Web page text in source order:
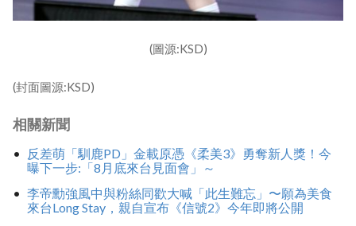
(圖源:KSD)
(封面圖源:KSD)
相關新聞
反差萌「馴鹿PD」金載原憑《柔美3》勇奪新人獎！今
曝下一步:「8月底來台見面會」～
李帝勳強風中與粉絲同歡大喊「此生難忘」〜願為美食
來台Long Stay，親自宣布《信號2》今年即將公開